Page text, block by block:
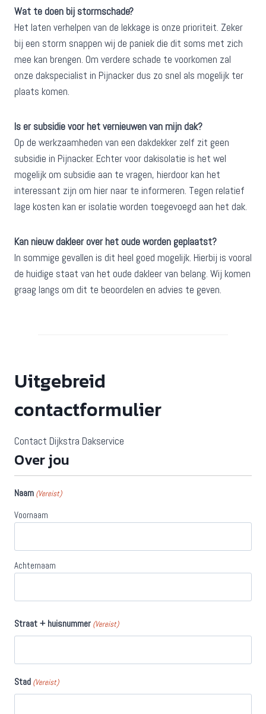
Wat te doen bij stormschade?
Het laten verhelpen van de lekkage is onze prioriteit. Zeker
bij een storm snappen wij de paniek die dit soms met zich
mee kan brengen. Om verdere schade te voorkomen zal
onze dakspecialist in Pijnacker dus zo snel als mogelijk ter
plaats komen.
Is er subsidie voor het vernieuwen van mijn dak?
Op de werkzaamheden van een dakdekker zelf zit geen
subsidie in Pijnacker. Echter voor dakisolatie is het wel
mogelijk om subsidie aan te vragen, hierdoor kan het
interessant zijn om hier naar te informeren. Tegen relatief
lage kosten kan er isolatie worden toegevoegd aan het dak.
Kan nieuw dakleer over het oude worden geplaatst?
In sommige gevallen is dit heel goed mogelijk. Hierbij is vooral
de huidige staat van het oude dakleer van belang. Wij komen
graag langs om dit te beoordelen en advies te geven.
Uitgebreid
contactformulier
Contact Dijkstra Dakservice
Over jou
Naam (Vereist)
Voornaam
Achternaam
Straat + huisnummer (Vereist)
Stad (Vereist)